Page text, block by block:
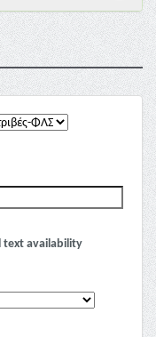
text availability